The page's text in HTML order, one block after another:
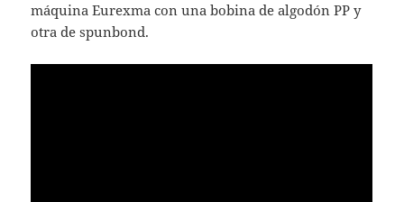
máquina Eurexma con una bobina de algodón PP y
otra de spunbond.